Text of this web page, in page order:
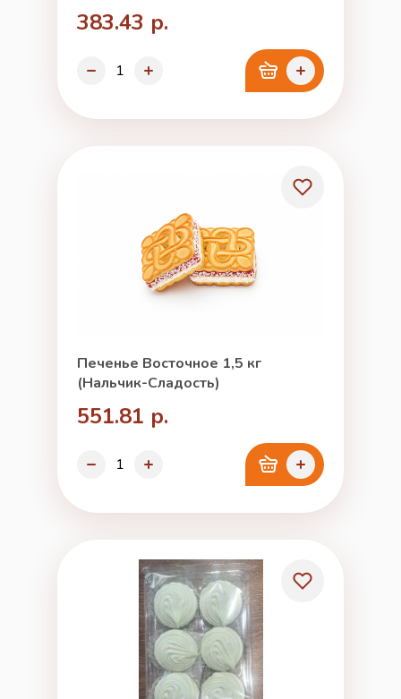
383.43 р.
Печенье Восточное 1,5 кг
(Нальчик-Сладость)
551.81 р.